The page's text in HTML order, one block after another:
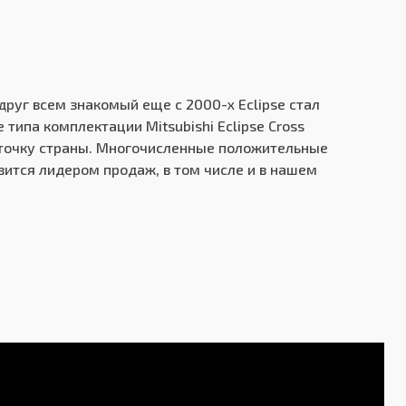
по высоте
McPherson
всем знакомый еще с 2000-х Eclipse стал
комплектации Mitsubishi Eclipse Cross
страны. Многочисленные положительные
лидером продаж, в том числе и в нашем